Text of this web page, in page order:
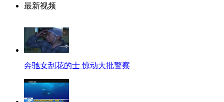
最新视频
奔驰女刮花的士 惊动大批警察